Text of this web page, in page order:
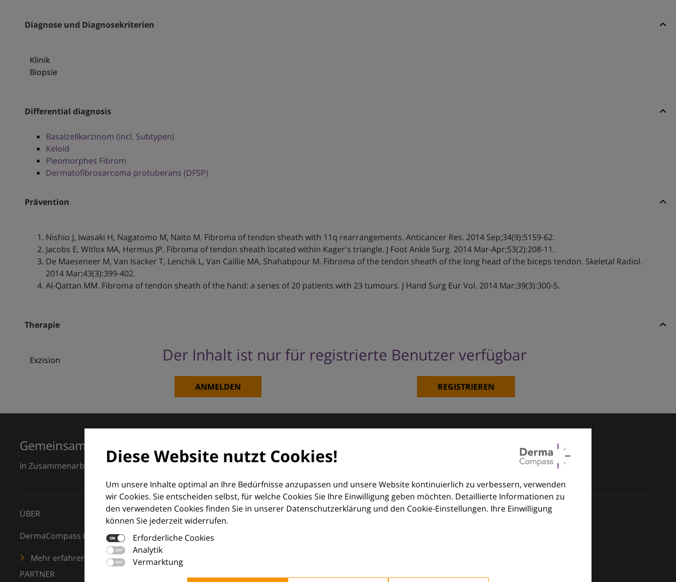
Diagnose und Diagnosekriterien
Klinik
Biopsie
Differential diagnosis
Basalzellkarzinom (incl. Subtypen)
Keloid
Pleomorphes Fibrom
Dermatofibrosarcoma protuberans (DFSP)
Prävention
Nishio J, Iwasaki H, Nagatomo M, Naito M. Fibroma of tendon sheath with 11q rearrangements. Anticancer Res. 2014 Sep;34(9):5159-62.
Jacobs E, Witlox MA, Hermus JP. Fibroma of tendon sheath located within Kager's triangle. J Foot Ankle Surg. 2014 Mar-Apr;53(2):208-11.
De Maeseneer M, Van Isacker T, Lenchik L, Van Caillie MA, Shahabpour M. Fibroma of the tendon sheath of the long head of the biceps tendon. Skeletal Radiol.
2014 Mar;43(3):399-402.
Al-Qattan MM. Fibroma of tendon sheath of the hand: a series of 20 patients with 23 tumours. J Hand Surg Eur Vol. 2014 Mar;39(3):300-5.
Therapie
Der Inhalt ist nur für registrierte Benutzer verfügbar
ANMELDEN REGISTRIEREN
Exzision
Diese Website nutzt Cookies!
Um unsere Inhalte optimal an Ihre Bedürfnisse anzupassen und unsere Website kontinuierlich zu verbessern, verwenden
wir Cookies. Sie entscheiden selbst, für welche Cookies Sie Ihre Einwilligung geben möchten. Detaillierte Informationen zu
den verwendeten Cookies finden Sie in unserer Datenschutzerklärung und den Cookie-Einstellungen. Ihre Einwilligung
können Sie jederzeit widerrufen.
Erforderliche Cookies
Analytik
Vermarktung
Gemeinsam für Exzellenz in der Dermatologie
In Zusammenarbeit mit dem European Dermatology Forum (EDF) und Euroderm Excellence
ÜBER
DermaCompass ist Ihr digitaler Kompass für die Dermatologie – mit Wissen, Bildern und praktischen Tools für den klinischen Alltag.
Mehr erfahren
PARTNER